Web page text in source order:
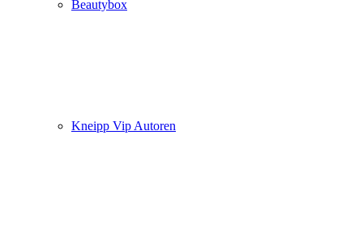
Beautybox
Kneipp Vip Autoren